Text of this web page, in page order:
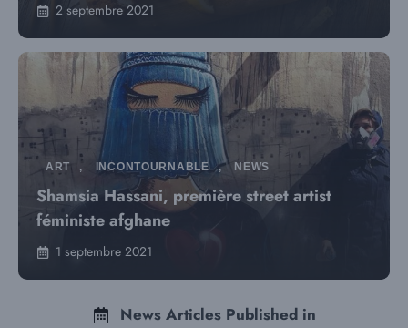
2 septembre 2021
ART , INCONTOURNABLE , NEWS
Shamsia Hassani, première street artist
féministe afghane
1 septembre 2021
News Articles Published in